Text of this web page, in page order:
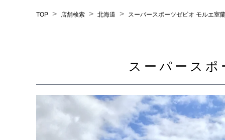
TOP > 店舗検索 > 北海道 > スーパースポーツゼビオ モルエ室
スーパース